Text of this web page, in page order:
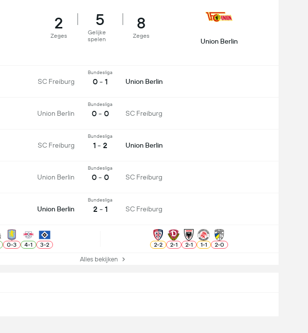
2
Zeges
5
Gelijke
spelen
8
Zeges
Union Berlin
SC Freiburg
Bundesliga
0 - 1 Union Berlin
Union Berlin
Bundesliga
0 - 0 SC Freiburg
SC Freiburg
Bundesliga
1 - 2 Union Berlin
Union Berlin
Bundesliga
0 - 0 SC Freiburg
Union Berlin
Bundesliga
2 - 1 SC Freiburg
0-3 4-1 3-2 2-2 2-1 2-1 1-1 2-0
Alles bekijken